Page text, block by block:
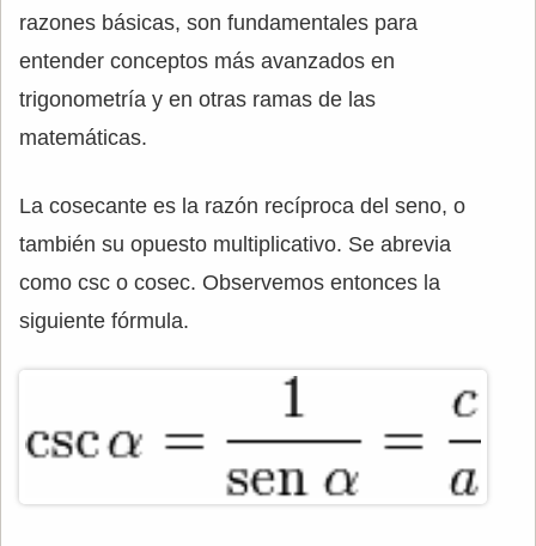
razones básicas, son fundamentales para
entender conceptos más avanzados en
trigonometría y en otras ramas de las
matemáticas.
La cosecante es la razón recíproca del seno, o
también su opuesto multiplicativo. Se abrevia
como csc o cosec. Observemos entonces la
siguiente fórmula.